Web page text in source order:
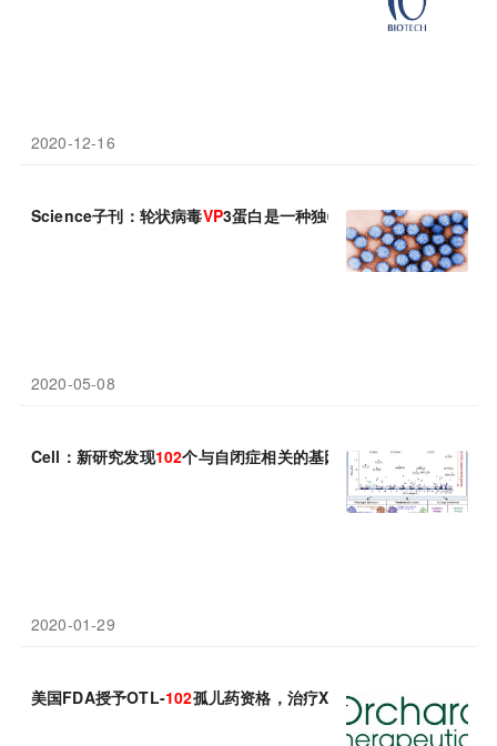
2020-12-16
Science子刊：轮状病毒VP3蛋白是一种独特的加帽器
2020-05-08
Cell：新研究发现102个与自闭症相关的基因
2020-01-29
美国FDA授予OTL-102孤儿药资格，治疗X连锁慢性肉芽肿病(X-